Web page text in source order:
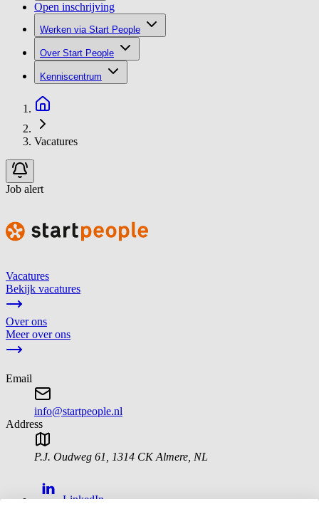
Open inschrijving
Werken via Start People
Over Start People
Kenniscentrum
Vacatures
Job alert
Vacatures
Bekijk vacatures
Over ons
Meer over ons
Email
info@startpeople.nl
Address
P.J. Oudweg 61 1314 CK Almere NL
LinkedIn